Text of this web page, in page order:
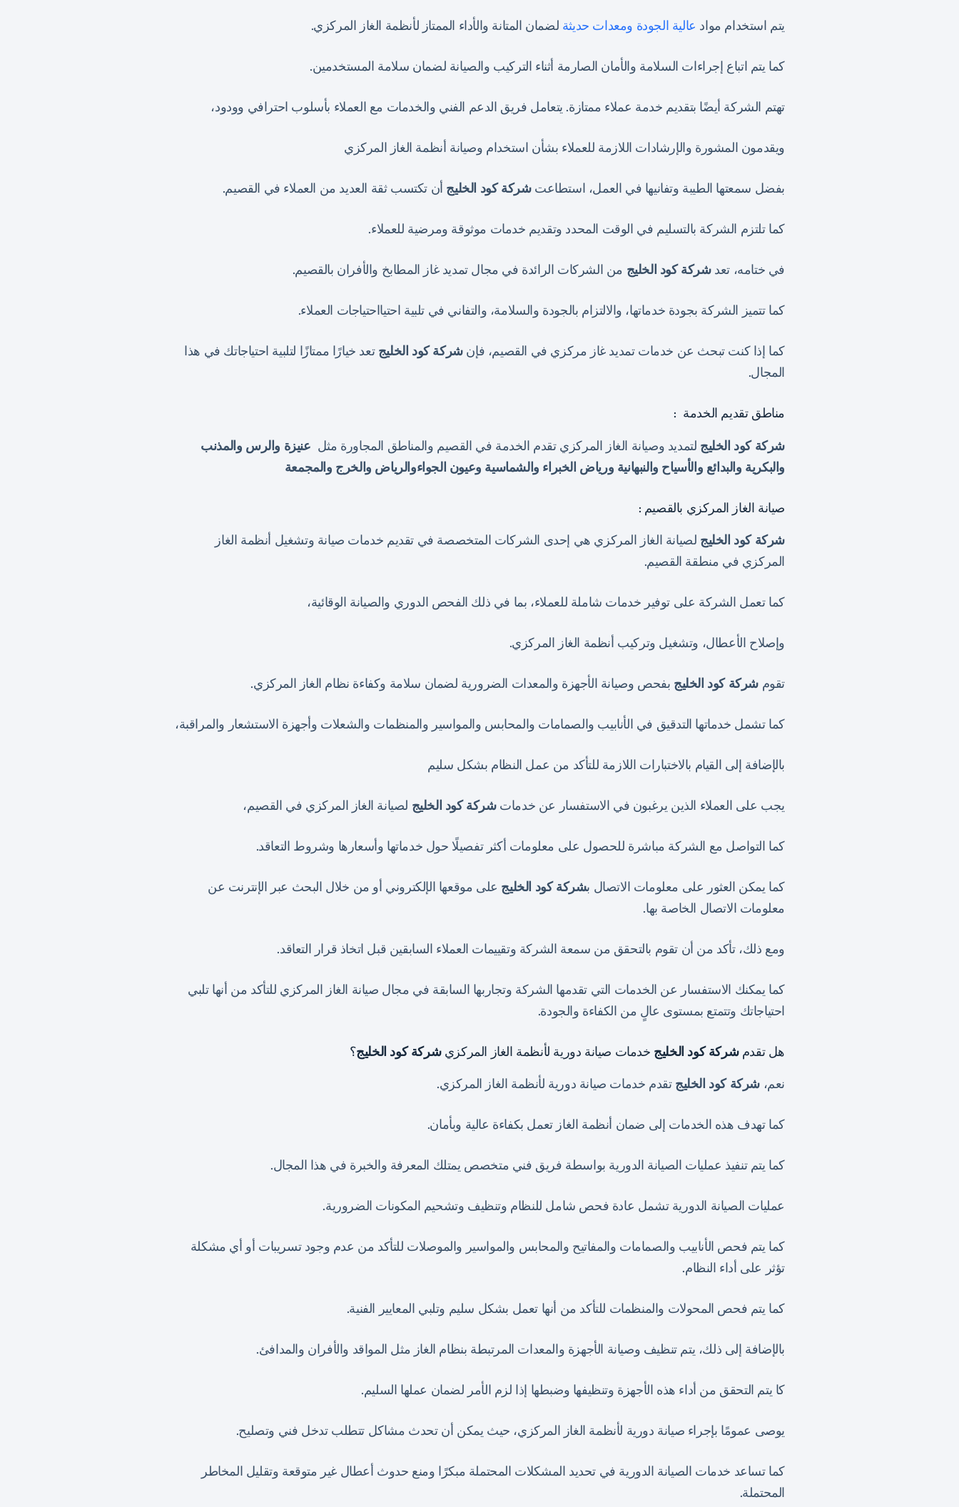
يتم استخدام مواد عالية الجودة ومعدات حديثة لضمان المتانة والأداء الممتاز لأنظمة الغاز المركزي.
كما يتم اتباع إجراءات السلامة والأمان الصارمة أثناء التركيب والصيانة لضمان سلامة المستخدمين.
تهتم الشركة أيضًا بتقديم خدمة عملاء ممتازة. يتعامل فريق الدعم الفني والخدمات مع العملاء بأسلوب احترافي وودود،
ويقدمون المشورة والإرشادات اللازمة للعملاء بشأن استخدام وصيانة أنظمة الغاز المركزي
بفضل سمعتها الطيبة وتفانيها في العمل، استطاعتشركة كود الخليج أن تكتسب ثقة العديد من العملاء في القصيم.
كما تلتزم الشركة بالتسليم في الوقت المحدد وتقديم خدمات موثوقة ومرضية للعملاء.
في ختامه، تعدشركة كود الخليج من الشركات الرائدة في مجال تمديد غاز المطابخ والأفران بالقصيم.
كما تتميز الشركة بجودة خدماتها، والالتزام بالجودة والسلامة، والتفاني في تلبية احتيااحتياجات العملاء.
كما إذا كنت تبحث عن خدمات تمديد غاز مركزي في القصيم، فإنشركة كود الخليج تعد خيارًا ممتازًا لتلبية احتياجاتك في هذا
المجال.
مناطق تقديم الخدمة :
شركة كود الخليج لتمديد وصيانة الغاز المركزي تقدم الخدمة في القصيم والمناطق المجاورة مثل عنيزة والرس والمذنب
والبكرية والبدائع والأسياح والنبهانية ورياض الخبراء والشماسية وعيون الجواءوالرياض والخرج والمجمعة
صيانة الغاز المركزي بالقصيم :
شركة كود الخليج لصيانة الغاز المركزي هي إحدى الشركات المتخصصة في تقديم خدمات صيانة وتشغيل أنظمة الغاز
المركزي في منطقة القصيم.
كما تعمل الشركة على توفير خدمات شاملة للعملاء، بما في ذلك الفحص الدوري والصيانة الوقائية،
وإصلاح الأعطال، وتشغيل وتركيب أنظمة الغاز المركزي.
تقوم شركة كود الخليج بفحص وصيانة الأجهزة والمعدات الضرورية لضمان سلامة وكفاءة نظام الغاز المركزي.
كما تشمل خدماتها التدقيق في الأنابيب والصمامات والمحابس والمواسير والمنظمات والشعلات وأجهزة الاستشعار والمراقبة،
بالإضافة إلى القيام بالاختبارات اللازمة للتأكد من عمل النظام بشكل سليم
يجب على العملاء الذين يرغبون في الاستفسار عن خدماتشركة كود الخليج لصيانة الغاز المركزي في القصيم،
كما التواصل مع الشركة مباشرة للحصول على معلومات أكثر تفصيلًا حول خدماتها وأسعارها وشروط التعاقد.
كما يمكن العثور على معلومات الاتصال بشركة كود الخليج على موقعها الإلكتروني أو من خلال البحث عبر الإنترنت عن
معلومات الاتصال الخاصة بها.
ومع ذلك، تأكد من أن تقوم بالتحقق من سمعة الشركة وتقييمات العملاء السابقين قبل اتخاذ قرار التعاقد.
كما يمكنك الاستفسار عن الخدمات التي تقدمها الشركة وتجاربها السابقة في مجال صيانة الغاز المركزي للتأكد من أنها تلبي
احتياجاتك وتتمتع بمستوى عالٍ من الكفاءة والجودة.
هل تقدمشركة كود الخليج خدمات صيانة دورية لأنظمة الغاز المركزيشركة كود الخليج؟
نعم، شركة كود الخليج تقدم خدمات صيانة دورية لأنظمة الغاز المركزي.
كما تهدف هذه الخدمات إلى ضمان أنظمة الغاز تعمل بكفاءة عالية وبأمان.
كما يتم تنفيذ عمليات الصيانة الدورية بواسطة فريق فني متخصص يمتلك المعرفة والخبرة في هذا المجال.
عمليات الصيانة الدورية تشمل عادة فحص شامل للنظام وتنظيف وتشحيم المكونات الضرورية.
كما يتم فحص الأنابيب والصمامات والمفاتيح والمحابس والمواسير والموصلات للتأكد من عدم وجود تسريبات أو أي مشكلة
تؤثر على أداء النظام.
كما يتم فحص المحولات والمنظمات للتأكد من أنها تعمل بشكل سليم وتلبي المعايير الفنية.
بالإضافة إلى ذلك، يتم تنظيف وصيانة الأجهزة والمعدات المرتبطة بنظام الغاز مثل المواقد والأفران والمدافئ.
كا يتم التحقق من أداء هذه الأجهزة وتنظيفها وضبطها إذا لزم الأمر لضمان عملها السليم.
يوصى عمومًا بإجراء صيانة دورية لأنظمة الغاز المركزي، حيث يمكن أن تحدث مشاكل تتطلب تدخل فني وتصليح.
كما تساعد خدمات الصيانة الدورية في تحديد المشكلات المحتملة مبكرًا ومنع حدوث أعطال غير متوقعة وتقليل المخاطر
المحتملة.